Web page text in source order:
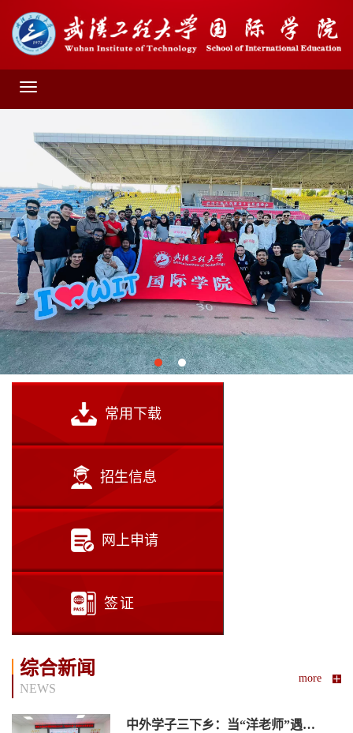
常用下载
招生信息
网上申请
签证
综合新闻
NEWS
more
中外学子三下乡：当“洋老师”遇见“博士第一村”，绘就别样“感知中国”画卷